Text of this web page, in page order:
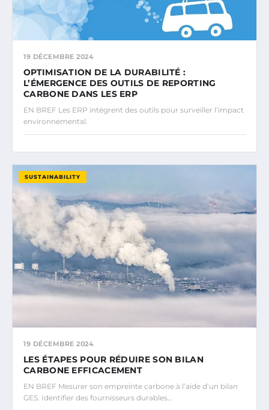
19 DÉCEMBRE 2024
OPTIMISATION DE LA DURABILITÉ :
L’ÉMERGENCE DES OUTILS DE REPORTING
CARBONE DANS LES ERP
EN BREF Les ERP intègrent des outils pour surveiller l’impact
environnemental.
SUSTAINABILITY
19 DÉCEMBRE 2024
LES ÉTAPES POUR RÉDUIRE SON BILAN
CARBONE EFFICACEMENT
EN BREF Mesurer son empreinte carbone à l’aide d’un bilan
GES. Identifier des fournisseurs durables…